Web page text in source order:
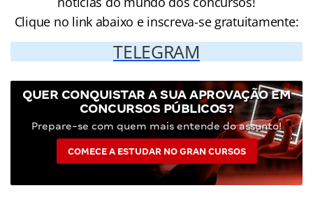
Clique no link abaixo e inscreva-se gratuitamente:
TELEGRAM
QUER CONQUISTAR A SUA APROVAÇÃO EM
CONCURSOS PÚBLICOS?
Prepare-se com quem mais entende do assunto!
COMECE A ESTUDAR NO GRAN CURSOS